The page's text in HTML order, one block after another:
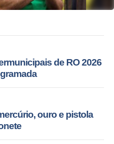
de RO 2026
ouro e pistola